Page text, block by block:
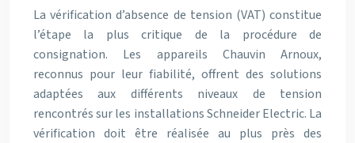
La vérification d’absence de tension (VAT) constitue
l’étape la plus critique de la procédure de
consignation. Les appareils Chauvin Arnoux,
reconnus pour leur fiabilité, offrent des solutions
adaptées aux différents niveaux de tension
rencontrés sur les installations Schneider Electric. La
vérification doit être réalisée au plus près des